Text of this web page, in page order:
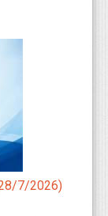
7/2026)